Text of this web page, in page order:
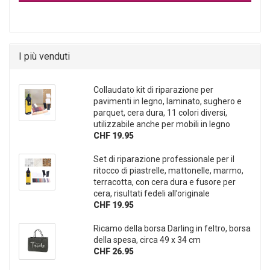
I più venduti
Collaudato kit di riparazione per
pavimenti in legno, laminato, sughero e
parquet, cera dura, 11 colori diversi,
utilizzabile anche per mobili in legno
CHF 19.95
Set di riparazione professionale per il
ritocco di piastrelle, mattonelle, marmo,
terracotta, con cera dura e fusore per
cera, risultati fedeli all’originale
CHF 19.95
Ricamo della borsa Darling in feltro, borsa
della spesa, circa 49 x 34 cm
CHF 26.95